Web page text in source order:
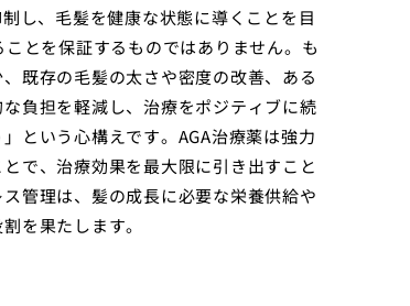
し、毛髪を健康な状態に導くことを目
とを保証するものではありません。も
既存の毛髪の太さや密度の改善、ある
負担を軽減し、治療をポジティブに続
という心構えです。AGA治療薬は強力
で、治療効果を最大限に引き出すこと
管理は、髪の成長に必要な栄養供給や
を果たします。